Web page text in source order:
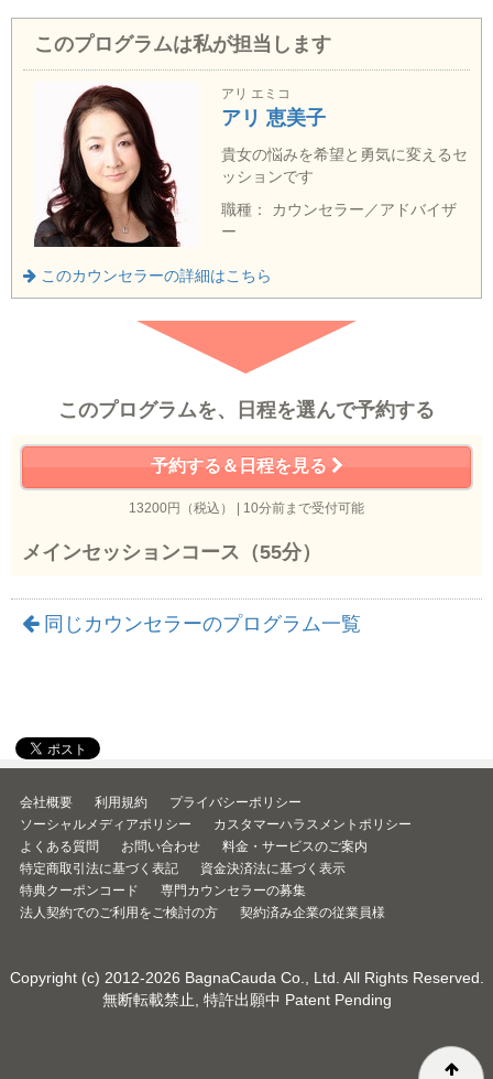
このプログラムは私が担当します
アリ エミコ
アリ 恵美子
貴女の悩みを希望と勇気に変えるセ
ッションです
職種： カウンセラー／アドバイザ
ー
このカウンセラーの詳細はこちら
このプログラムを、日程を選んで予約する
予約する＆日程を見る
13200円（税込） | 10分前まで受付可能
メインセッションコース（55分）
同じカウンセラーのプログラム一覧
会社概要 利用規約
プライバシーポリシー
ソーシャルメディアポリシー
カスタマーハラスメントポリシー
よくある質問
お問い合わせ
料金・サービスのご案内
特定商取引法に基づく表記
資金決済法に基づく表示
特典クーポンコード
専門カウンセラーの募集
法人契約でのご利用をご検討の方
契約済み企業の従業員様
Copyright (c) 2012-2026 BagnaCauda Co., Ltd. All Rights Reserved.
無断転載禁止, 特許出願中 Patent Pending